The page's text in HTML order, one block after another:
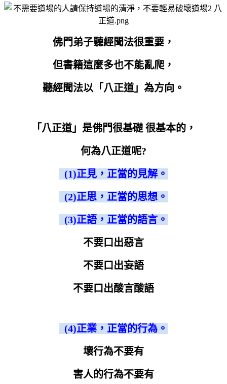
佛門弟子聽經聞法很重要，
但書籍這麼多也不能亂爬，
聽經聞法以「八正道」為方向。
「八正道」是佛門很基礎 很基本的，
何為八正道呢?
(1)正見，正當的見解。
(2)正思，正當的思想。
(3)正語，正當的語言。
不要口出惡言
不要口出妄語
不要口出酸言酸語
(4)正業，正當的行為。
壞行為不要有
害人的行為不要有